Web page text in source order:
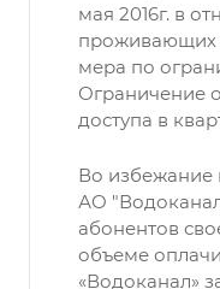
мая 2016г. в
проживающих
мера по
Ограничение
доступа в
Во избежание
АО
абонентов
объеме
«Водоканал»